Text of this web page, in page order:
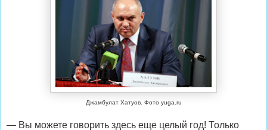
Джамбулат Хатуов. Фото yuga.ru
— Вы можете говорить здесь еще целый год! Только